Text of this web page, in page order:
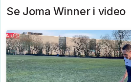
Se Joma Winner i video